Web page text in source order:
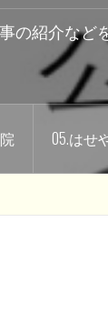
紹介など
05.はせ